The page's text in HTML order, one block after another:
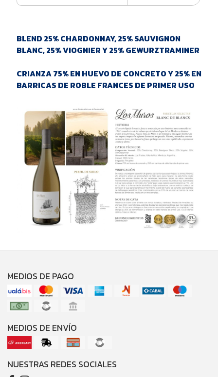
BLEND 25% CHARDONNAY, 25% SAUVIGNON
BLANC, 25% VIOGNIER Y 25% GEWURZTRAMINER
CRIANZA 75% EN HUEVO DE CONCRETO Y 25% EN
BARRICAS DE ROBLE FRANCES DE PRIMER USO
MEDIOS DE PAGO
MEDIOS DE ENVÍO
NUESTRAS REDES SOCIALES